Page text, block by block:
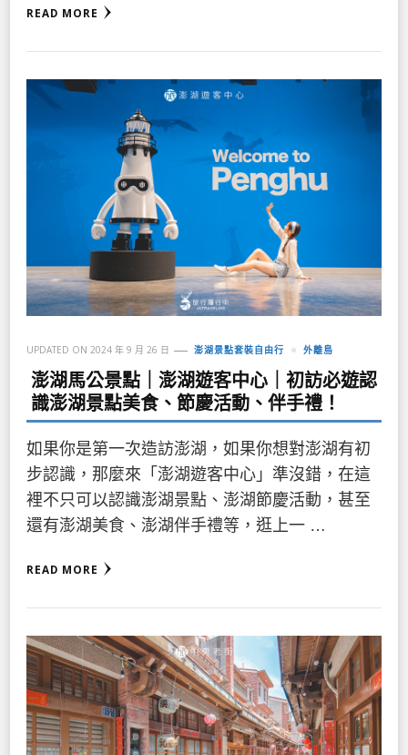
READ MORE
UPDATED ON 2024 年 9 月 26 日 澎湖景點套裝自由行 外離島
澎湖馬公景點｜澎湖遊客中心｜初訪必遊認
識澎湖景點美食、節慶活動、伴手禮！
如果你是第一次造訪澎湖，如果你想對澎湖有初
步認識，那麼來「澎湖遊客中心」準沒錯，在這
裡不只可以認識澎湖景點、澎湖節慶活動，甚至
還有澎湖美食、澎湖伴手禮等，逛上一 …
READ MORE